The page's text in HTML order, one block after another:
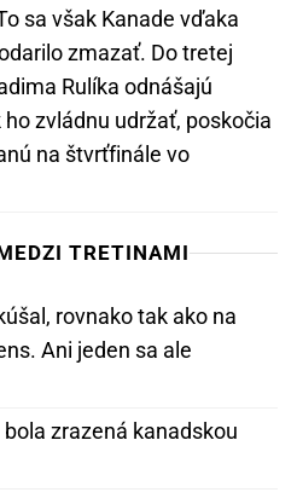
sa však Kanade vďaka
zmazať. Do tretej
Rulíka odnášajú
zvládnu udržať, poskočia
na štvrťfinále vo
TRETINAMI
rovnako tak ako na
Ani jeden sa ale
zrazená kanadskou